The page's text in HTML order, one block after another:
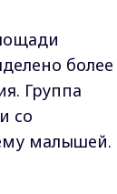
более
Группа
со
малышей.